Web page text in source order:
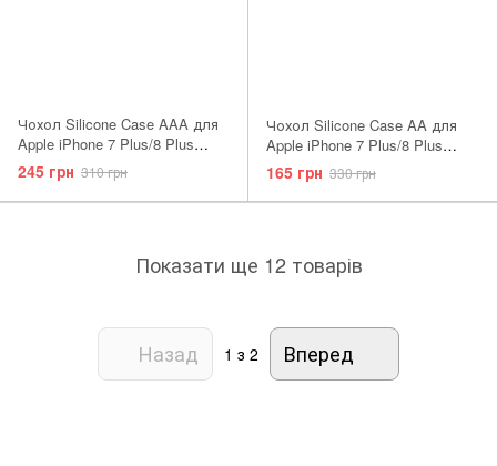
Чохол Silicone Case AAA для
Apple iPhone 7 Plus/8 Plus
Marine Green
245 грн 310 грн
Чохол Silicone Case AA для
Apple iPhone 7 Plus/8 Plus
Pebble
165 грн 330 грн
Показати ще 12 товарів
Назад 1 з 2 Вперед